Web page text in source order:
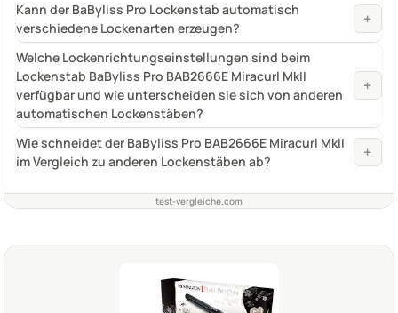
Kann der BaByliss Pro Lockenstab automatisch
verschiedene Lockenarten erzeugen?
+
Welche Lockenrichtungseinstellungen sind beim
Lockenstab BaByliss Pro BAB2666E Miracurl MkII
verfügbar und wie unterscheiden sie sich von anderen
automatischen Lockenstäben?
+
Wie schneidet der BaByliss Pro BAB2666E Miracurl MkII
im Vergleich zu anderen Lockenstäben ab?
+
test-vergleiche.com